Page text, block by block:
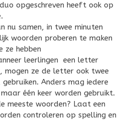
opgeschreven heeft ook op
nu samen, in twee minuten
woorden proberen te maken
ze hebben
leerlingen een letter
mogen ze de letter ook twee
Anders mag iedere
één keer worden gebruikt.
meeste woorden? Laat een
controleren op spelling en